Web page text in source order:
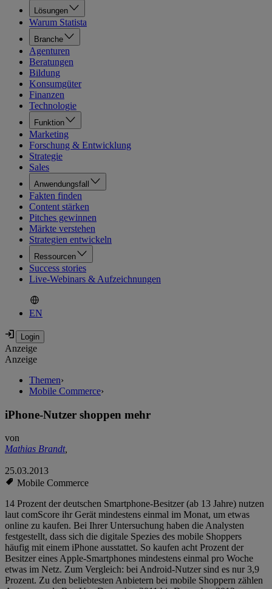
Lösungen
Warum Statista
Branche
Agenturen
Beratungen
Bildung
Konsumgüter
Finanzen
Technologie
Funktion
Marketing
Forschung & Entwicklung
Strategie
Sales
Anwendungsfall
Fakten finden
Content stärken
Pitches gewinnen
Märkte verstehen
Strategien entwickeln
Ressourcen
Success stories
Live-Webinars & Aufzeichnungen
EN
Anzeige
Anzeige
Themen›
Mobile Commerce›
iPhone-Nutzer shoppen mehr
von
Mathias Brandt,
25.03.2013
Mobile Commerce
14 Prozent der deutschen Smartphone-Besitzer (ab 13 Jahre) nutzen
laut comScore ihr Gerät mindestens einmal im Monat, um etwas
online zu kaufen. Bei Ihrer Untersuchung haben die Analysten
festgestellt, dass sich die digitale Spezies des mobile Shoppers
häufig mit einem iPhone ausstattet. So kaufen acht Prozent der
Besitzer eines Apple-Smartphones mindestens einmal pro Woche
etwas im Netz. Zum Vergleich: bei Android-Nutzer sind es nur 3,9
Prozent. Zu den beliebtesten Anbietern bei mobile Shoppern zählen